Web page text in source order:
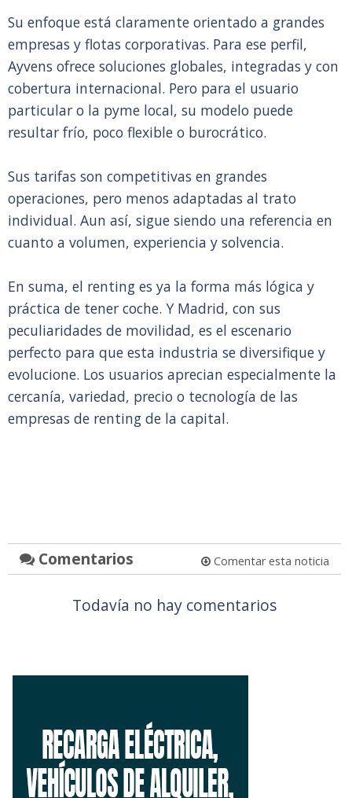
Su enfoque está claramente orientado a grandes
empresas y flotas corporativas. Para ese perfil,
Ayvens ofrece soluciones globales, integradas y con
cobertura internacional. Pero para el usuario
particular o la pyme local, su modelo puede
resultar frío, poco flexible o burocrático.
Sus tarifas son competitivas en grandes
operaciones, pero menos adaptadas al trato
individual. Aun así, sigue siendo una referencia en
cuanto a volumen, experiencia y solvencia.
En suma, el renting es ya la forma más lógica y
práctica de tener coche. Y Madrid, con sus
peculiaridades de movilidad, es el escenario
perfecto para que esta industria se diversifique y
evolucione. Los usuarios aprecian especialmente la
cercanía, variedad, precio o tecnología de las
empresas de renting de la capital.
Comentarios Comentar esta noticia
Todavía no hay comentarios